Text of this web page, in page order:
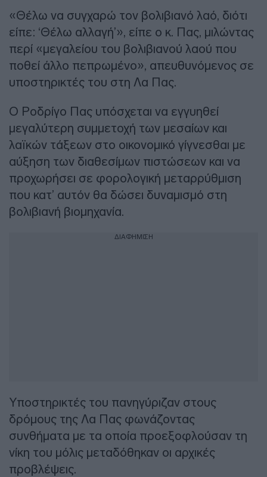
«Θέλω να συγχαρώ τον βολιβιανό λαό, διότι
είπε: ‘Θέλω αλλαγή’», είπε ο κ. Πας, μιλώντας
περί «μεγαλείου του βολιβιανού λαού που
ποθεί άλλο πεπρωμένο», απευθυνόμενος σε
υποστηρικτές του στη Λα Πας.
Ο Ροδρίγο Πας υπόσχεται να εγγυηθεί
μεγαλύτερη συμμετοχή των μεσαίων και
λαϊκών τάξεων στο οικονομικό γίγνεσθαι με
αύξηση των διαθεσίμων πιστώσεων και να
προχωρήσει σε φορολογική μεταρρύθμιση
που κατ’ αυτόν θα δώσει δυναμισμό στη
βολιβιανή βιομηχανία.
ΔΙΑΦΗΜΙΣΗ
Υποστηρικτές του πανηγύριζαν στους
δρόμους της Λα Πας φωνάζοντας
συνθήματα με τα οποία προεξοφλούσαν τη
νίκη του μόλις μεταδόθηκαν οι αρχικές
προβλέψεις.